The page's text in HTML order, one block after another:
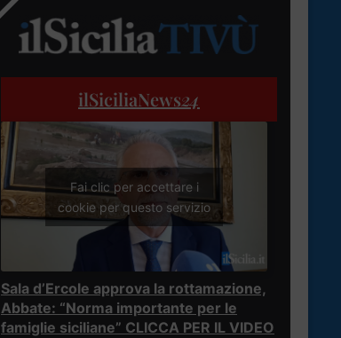
ilSiciliaNews24
Fai clic per accettare i
cookie per questo servizio
Sala d’Ercole approva la rottamazione,
Abbate: “Norma importante per le
famiglie siciliane” CLICCA PER IL VIDEO